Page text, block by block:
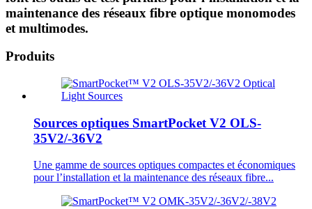
maintenance des réseaux fibre optique monomodes
et multimodes.
Produits
Sources optiques SmartPocket V2 OLS-
35V2/-36V2
Une gamme de sources optiques compactes et économiques
pour l’installation et la maintenance des réseaux fibre...